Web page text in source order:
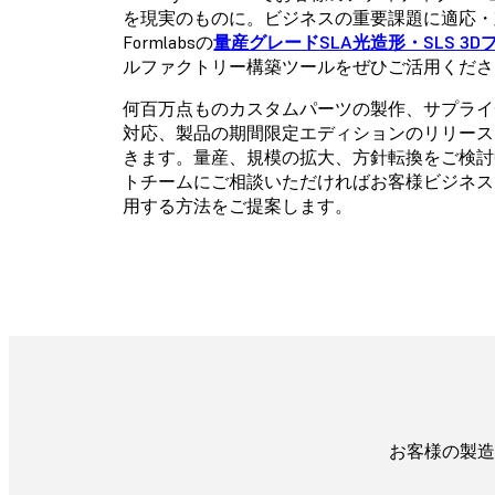
を現実のものに。ビジネスの重要課題に適応
Formlabsの量産グレードSLA光造形・SLS 3D
ルファクトリー構築ツールをぜひご活用くだ
何百万点ものカスタムパーツの製作、サプラ
対応、製品の期間限定エディションのリリー
きます。量産、規模の拡大、方針転換をご検
トチームにご相談いただければお客様ビジネ
用する方法をご提案します。
お客様の製